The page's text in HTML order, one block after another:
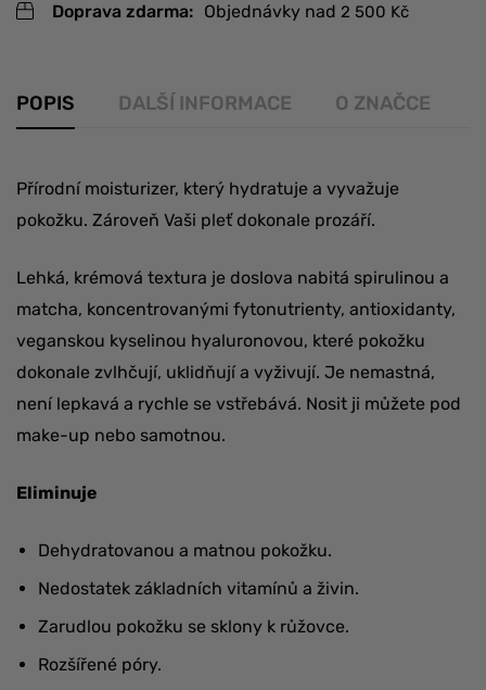
Doprava zdarma: Objednávky nad 2 500 Kč
POPIS DALŠÍ INFORMACE O ZNAČCE
Přírodní moisturizer, který hydratuje a vyvažuje
pokožku. Zároveň Vaši pleť dokonale prozáří.
Lehká, krémová textura je doslova nabitá spirulinou a
matcha, koncentrovanými fytonutrienty, antioxidanty,
veganskou kyselinou hyaluronovou, které pokožku
dokonale zvlhčují, uklidňují a vyživují. Je nemastná,
není lepkavá a rychle se vstřebává. Nosit ji můžete pod
make-up nebo samotnou.
Eliminuje
Dehydratovanou a matnou pokožku.
Nedostatek základních vitamínů a živin.
Zarudlou pokožku se sklony k růžovce.
Rozšířené póry.